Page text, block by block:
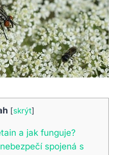
[skrýt]
a jak funguje?
spojená s